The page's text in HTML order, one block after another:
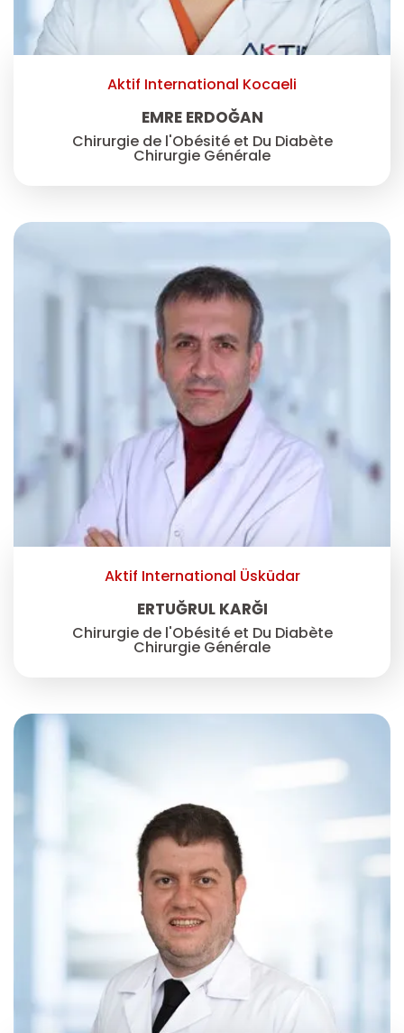
Aktif International Kocaeli
EMRE ERDOĞAN
Chirurgie de l'Obésité et Du Diabète
Chirurgie Générale
Aktif International Üsküdar
ERTUĞRUL KARĞI
Chirurgie de l'Obésité et Du Diabète
Chirurgie Générale